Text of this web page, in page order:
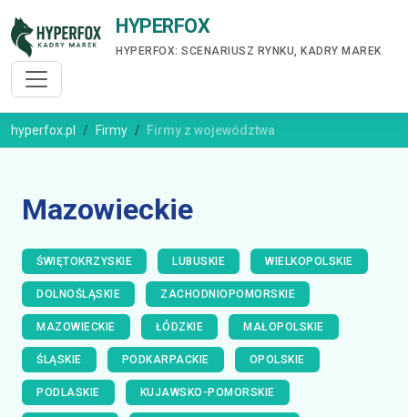
HYPERFOX
HYPERFOX: SCENARIUSZ RYNKU, KADRY MAREK
hyperfox.pl Firmy Firmy z województwa
Mazowieckie
ŚWIĘTOKRZYSKIE LUBUSKIE WIELKOPOLSKIE
DOLNOŚLĄSKIE ZACHODNIOPOMORSKIE
MAZOWIECKIE ŁÓDZKIE MAŁOPOLSKIE
ŚLĄSKIE PODKARPACKIE OPOLSKIE
PODLASKIE KUJAWSKO-POMORSKIE